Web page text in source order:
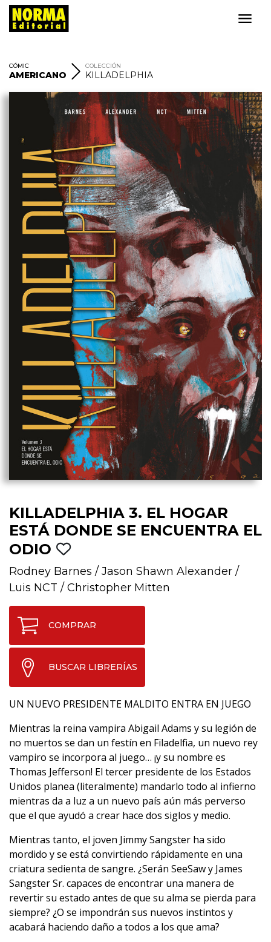
CÓMIC
AMERICANO
COLECCIÓN
KILLADELPHIA
KILLADELPHIA 3. EL HOGAR
ESTÁ DONDE SE ENCUENTRA EL
ODIO
Rodney Barnes / Jason Shawn Alexander /
Luis NCT / Christopher Mitten
COMPRAR
BUSCAR LIBRERÍAS
UN NUEVO PRESIDENTE MALDITO ENTRA EN JUEGO
Mientras la reina vampira Abigail Adams y su legión de
no muertos se dan un festín en Filadelfia, un nuevo rey
vampiro se incorpora al juego… ¡y su nombre es
Thomas Jefferson! El tercer presidente de los Estados
Unidos planea (literalmente) mandarlo todo al infierno
mientras da a luz a un nuevo país aún más perverso
que el que ayudó a crear hace dos siglos y medio.
Mientras tanto, el joven Jimmy Sangster ha sido
mordido y se está convirtiendo rápidamente en una
criatura sedienta de sangre. ¿Serán SeeSaw y James
Sangster Sr. capaces de encontrar una manera de
revertir su estado antes de que su alma se pierda para
siempre? ¿O se impondrán sus nuevos instintos y
acabará haciendo daño a todos a los que ama?